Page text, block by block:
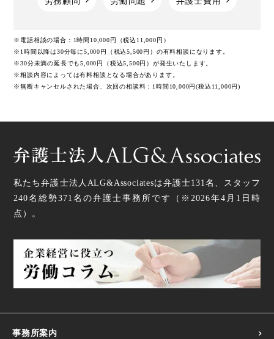
※電話相談の場合：1時間10,000円（税込11,000円）
※1時間以降は30分毎に5,000円（税込5,500円）の有料相談になります。
※30分未満の延長でも5,000円（税込5,500円）が発生いたします。
※相談内容によっては有料相談となる場合があります。
※無断キャンセルされた場合、次回の相談料：1時間10,000円(税込11,000円)
私たち弁護士法人ALG&Associatesは弁護士131 名、スタッフ
240名総勢371 名の弁護士事務所です（ ※2026年4月1日時
点 ）。
事務所案内